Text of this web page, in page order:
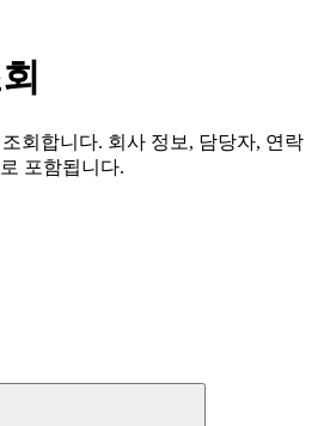
회합니다. 회사 정보, 담당자, 연락
로 포함됩니다.